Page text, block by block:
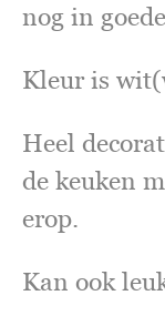
nog in
Kleur is
Heel
de keuken
erop.
Kan ook